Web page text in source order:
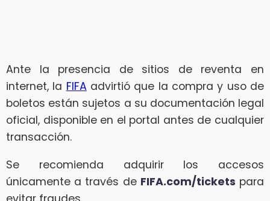
Ante la presencia de sitios de reventa en
internet, la FIFAadvirtió que la compra y uso de
boletos están sujetos a su documentación legal
oficial, disponible en el portal antes de cualquier
transacción.
Se recomienda adquirir los accesos
únicamente a través de FIFA.com/tickets para